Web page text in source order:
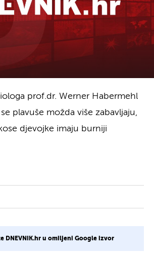
prof.dr. Werner Habermehl
plavuše možda više zabavljaju,
djevojke imaju burniji
DNEVNIK.hr u omiljeni Google izvor